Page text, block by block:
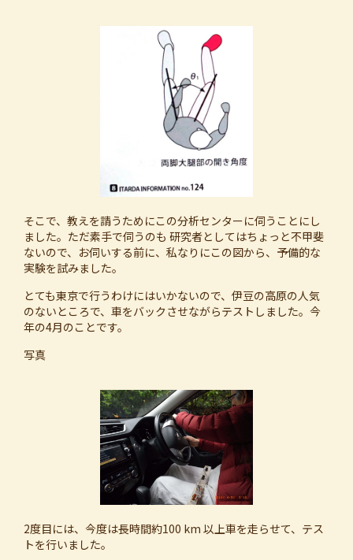
そこで、教えを請うためにこの分析センターに伺うことにし
ました。ただ素手で伺うのも 研究者としてはちょっと不甲斐
ないので、お伺いする前に、私なりにこの図から、予備的な
実験を試みました。
とても東京で行うわけにはいかないので、伊豆の高原の人気
のないところで、車をバックさせながらテストしました。今
年の4月のことです。
写真
2度目には、今度は長時間約100 km 以上車を走らせて、テス
トを行いました。